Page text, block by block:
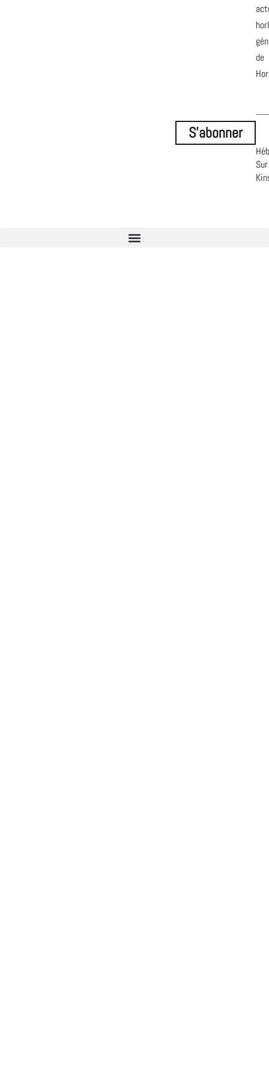
de
S'abonner
Sur